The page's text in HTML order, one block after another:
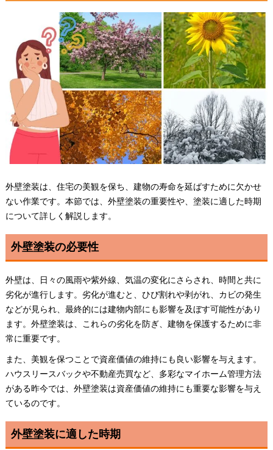
外壁塗装は、住宅の美観を保ち、建物の寿命を延ばすために欠かせ
ない作業です。本節では、外壁塗装の重要性や、塗装に適した時期
について詳しく解説します。
外壁塗装の必要性
外壁は、日々の風雨や紫外線、気温の変化にさらされ、時間と共に
劣化が進行します。劣化が進むと、ひび割れや剥がれ、カビの発生
などが見られ、最終的には建物内部にも影響を及ぼす可能性があり
ます。外壁塗装は、これらの劣化を防ぎ、建物を保護するために非
常に重要です。
また、美観を保つことで資産価値の維持にも良い影響を与えます。
ハウスリースバックや不動産売買など、多彩なマイホーム管理方法
がある昨今では、外壁塗装は資産価値の維持にも重要な影響を与え
ているのです。
外壁塗装に適した時期